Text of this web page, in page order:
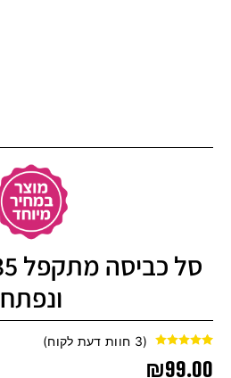
ונפתח
מתוך 5 מבוסס
(
3 חוות דעת לקוח)
₪99.00